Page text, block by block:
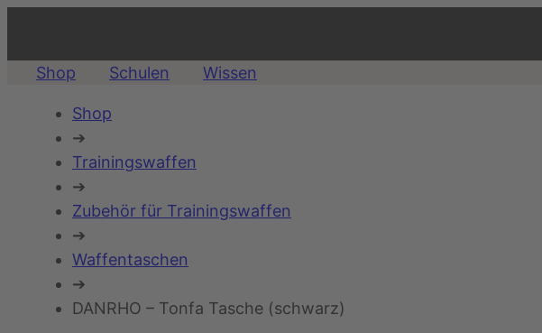
Shop Schulen Wissen
Shop
➔
Trainingswaffen
➔
Zubehör für Trainingswaffen
➔
Waffentaschen
➔
DANRHO – Tonfa Tasche (schwarz)